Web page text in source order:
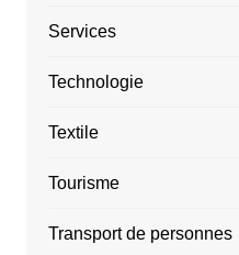
Services
Technologie
Textile
Tourisme
Transport de personnes